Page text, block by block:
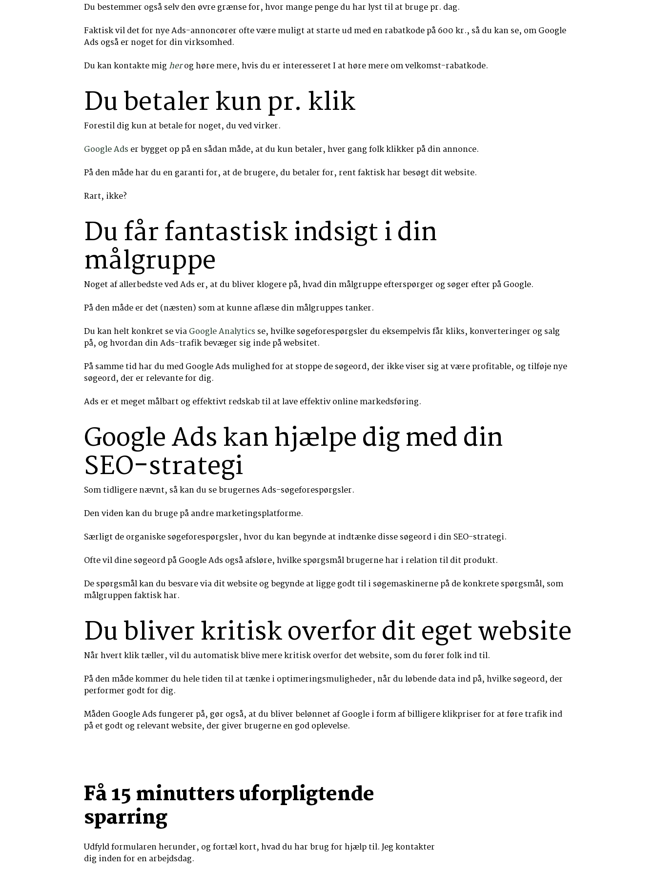
Du bestemmer også selv den øvre grænse for, hvor mange penge du har lyst til at bruge pr. dag.
Faktisk vil det for nye Ads-annoncører ofte være muligt at starte ud med en rabatkode på 600 kr., så du kan se, om Google
Ads også er noget for din virksomhed.
Du kan kontakte mig herog høre mere, hvis du er interesseret I at høre mere om velkomst-rabatkode.
Du betaler kun pr. klik
Forestil dig kun at betale for noget, du ved virker.
Google Ads er bygget op på en sådan måde, at du kun betaler, hver gang folk klikker på din annonce.
På den måde har du en garanti for, at de brugere, du betaler for, rent faktisk har besøgt dit website.
Rart, ikke?
Du får fantastisk indsigt i din
målgruppe
Noget af allerbedste ved Ads er, at du bliver klogere på, hvad din målgruppe efterspørger og søger efter på Google.
På den måde er det (næsten) som at kunne aflæse din målgruppes tanker.
Du kan helt konkret se viaGoogle Analytics se, hvilke søgeforespørgsler du eksempelvis får kliks, konverteringer og salg
på, og hvordan din Ads-trafik bevæger sig inde på websitet.
På samme tid har du med Google Ads mulighed for at stoppe de søgeord, der ikke viser sig at være profitable, og tilføje nye
søgeord, der er relevante for dig.
Ads er et meget målbart og effektivt redskab til at lave effektiv online markedsføring.
Google Ads kan hjælpe dig med din
SEO-strategi
Som tidligere nævnt, så kan du se brugernes Ads-søgeforespørgsler.
Den viden kan du bruge på andre marketingsplatforme.
Særligt de organiske søgeforespørgsler, hvor du kan begynde at indtænke disse søgeord i din SEO-strategi.
Ofte vil dine søgeord på Google Ads også afsløre, hvilke spørgsmål brugerne har i relation til dit produkt.
De spørgsmål kan du besvare via dit website og begynde at ligge godt til i søgemaskinerne på de konkrete spørgsmål, som
målgruppen faktisk har.
Du bliver kritisk overfor dit eget website
Når hvert klik tæller, vil du automatisk blive mere kritisk overfor det website, som du fører folk ind til.
På den måde kommer du hele tiden til at tænke i optimeringsmuligheder, når du løbende data ind på, hvilke søgeord, der
performer godt for dig.
Måden Google Ads fungerer på, gør også, at du bliver belønnet af Google i form af billigere klikpriser for at føre trafik ind
på et godt og relevant website, der giver brugerne en god oplevelse.
Få 15 minutters uforpligtende
sparring
Udfyld formularen herunder, og fortæl kort, hvad du har brug for hjælp til. Jeg kontakter
dig inden for en arbejdsdag.